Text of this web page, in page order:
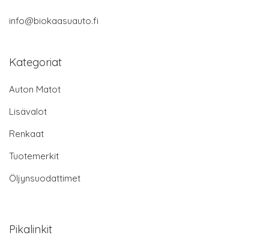
info@biokaasuauto.fi
Kategoriat
Auton Matot
Lisävalot
Renkaat
Tuotemerkit
Öljynsuodattimet
Pikalinkit